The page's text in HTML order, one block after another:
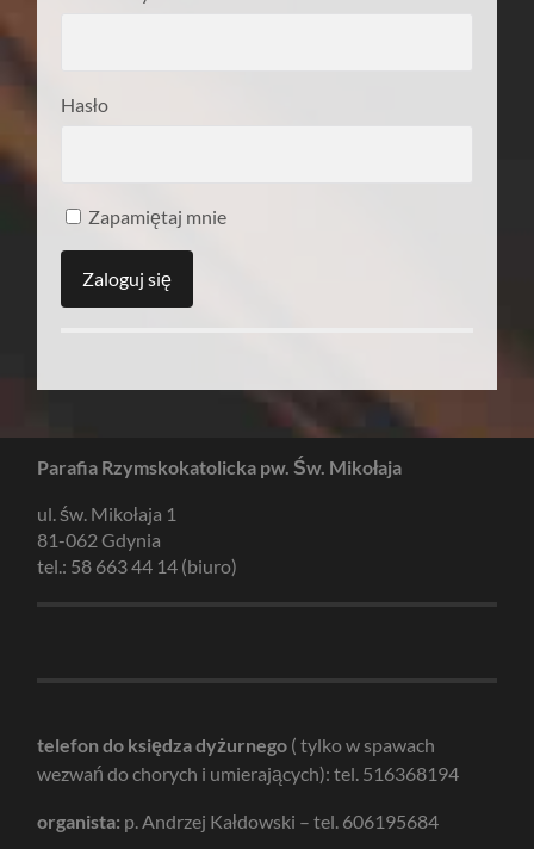
Hasło
Zapamiętaj mnie
Parafia Rzymskokatolicka pw. Św. Mikołaja
ul. św. Mikołaja 1
81-062 Gdynia
tel.: 58 663 44 14 (biuro)
telefon do księdza dyżurnego ( tylko w spawach
wezwań do chorych i umierających): tel. 516368194
organista: p. Andrzej Kałdowski – tel. 606195684